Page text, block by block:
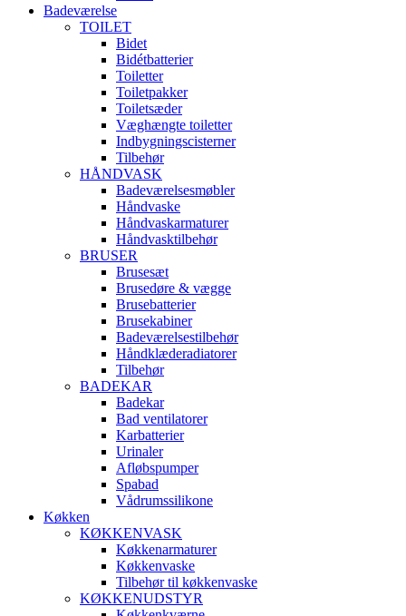
Badeværelse
TOILET
Bidet
Bidétbatterier
Toiletter
Toiletpakker
Toiletsæder
Væghængte toiletter
Indbygningscisterner
Tilbehør
HÅNDVASK
Badeværelsesmøbler
Håndvaske
Håndvaskarmaturer
Håndvasktilbehør
BRUSER
Brusesæt
Brusedøre & vægge
Brusebatterier
Brusekabiner
Badeværelsestilbehør
Håndklæderadiatorer
Tilbehør
BADEKAR
Badekar
Bad ventilatorer
Karbatterier
Urinaler
Afløbspumper
Spabad
Vådrumssilikone
Køkken
KØKKENVASK
Køkkenarmaturer
Køkkenvaske
Tilbehør til køkkenvaske
KØKKENUDSTYR